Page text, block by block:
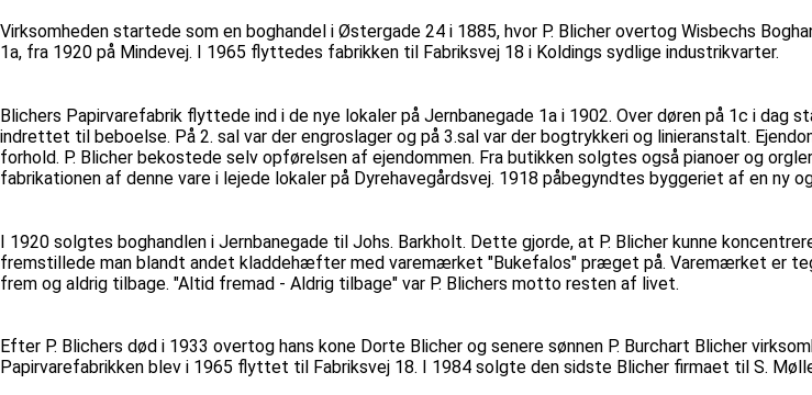
Virksomheden startede som en boghandel i Østergade 24 i 1885, hvor P. Blicher overtog Wisbechs
1a, fra 1920 på Mindevej. I 1965 flyttedes fabrikken til Fabriksvej 18 i Koldings sydlige industrikvarter.
Blichers Papirvarefabrik flyttede ind i de nye lokaler på Jernbanegade 1a i 1902. Over døren på 1c i
indrettet til beboelse. På 2. sal var der engroslager og på 3.sal var der bogtrykkeri og linieranstalt.
forhold. P. Blicher bekostede selv opførelsen af ejendommen. Fra butikken solgtes også pianoer og
fabrikationen af denne vare i lejede lokaler på Dyrehavegårdsvej. 1918 påbegyndtes byggeriet af en ny
I 1920 solgtes boghandlen i Jernbanegade til Johs. Barkholt. Dette gjorde, at P. Blicher kunne
fremstillede man blandt andet kladdehæfter med varemærket "Bukefalos" præget på. Varemærket er
frem og aldrig tilbage. "Altid fremad - Aldrig tilbage" var P. Blichers motto resten af livet.
Efter P. Blichers død i 1933 overtog hans kone Dorte Blicher og senere sønnen P. Burchart Blicher
Papirvarefabrikken blev i 1965 flyttet til Fabriksvej 18. I 1984 solgte den sidste Blicher firmaet til S.